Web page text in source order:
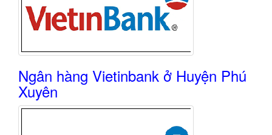
Ngân hàng Vietinbank ở Huyện Phú
Xuyên